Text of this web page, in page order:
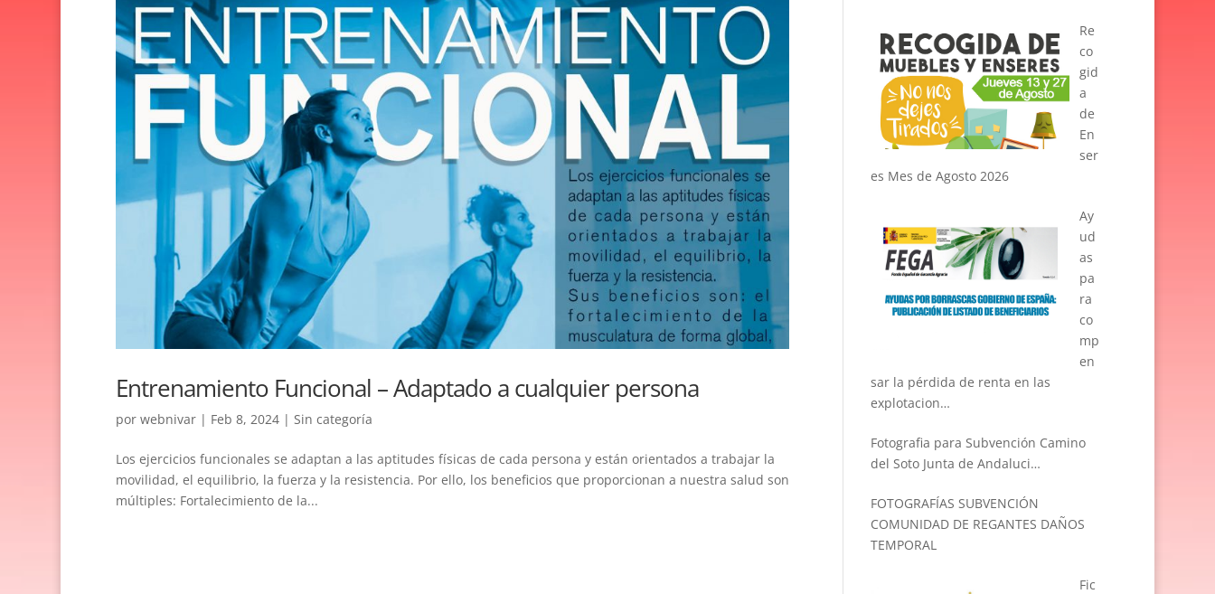
Entrenamiento Funcional – Adaptado a cualquier persona
por webnivar| Feb 8, 2024| Sin categoría
Los ejercicios funcionales se adaptan a las aptitudes físicas de cada persona y están orientados a trabajar la
movilidad, el equilibrio, la fuerza y la resistencia. Por ello, los beneficios que proporcionan a nuestra salud son
múltiples: Fortalecimiento de la...
Re
co
gid
a
de
En
ser
es Mes de Agosto 2026
Ay
ud
as
pa
ra
co
mp
en
sar la pérdida de renta en las
explotacion…
Fotografia para Subvención Camino
del Soto Junta de Andaluci…
FOTOGRAFÍAS SUBVENCIÓN
COMUNIDAD DE REGANTES DAÑOS
TEMPORAL
Fic